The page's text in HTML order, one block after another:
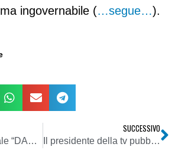
ingovernabile (…segue…).
Nokia, radio digitale “DAB” nei suoi prossimi cellulari
SUCCESSIVO
Il presidente della tv pubblica olandese attacca Rai e Mediaset